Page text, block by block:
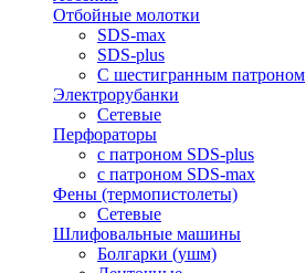
Отбойные молотки
SDS-max
SDS-plus
С шестигранным патроном
Электрорубанки
Сетевые
Перфораторы
с патроном SDS-plus
с патроном SDS-max
Фены (термопистолеты)
Сетевые
Шлифовальные машины
Болгарки (ушм)